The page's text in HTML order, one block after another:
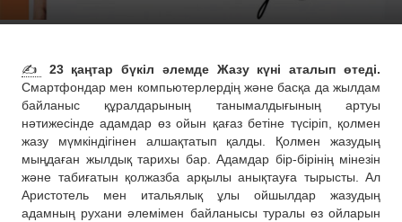
✍️
23 қаңтар бүкіл әлемде Жазу күні аталып өтеді.
Смартфондар мен компьютерлердің және басқа да жылдам
байланыс құралдарының танымалдығының артуы
нәтижесінде адамдар өз ойын қағаз бетіне түсіріп, қолмен
жазу мүмкіндігінен алшақтатып қалды. Қолмен жазудың
мыңдаған жылдық тарихы бар. Адамдар бір-бірінің мінезін
және табиғатын қолжазба арқылы анықтауға тырысты. Ал
Аристотель мен итальялық ұлы ойшылдар жазудың
адамның рухани әлемімен байланысы туралы өз ойларын